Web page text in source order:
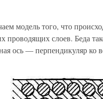
модель того, что
прово­дящих слоев. Беда
ось — перпендикуляр ко